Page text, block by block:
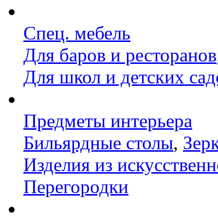
Спец. мебель
Для баров и ресторанов
Для школ и детских
Предметы интерьера
Бильярдные столы,
Изделия из
Перегородки